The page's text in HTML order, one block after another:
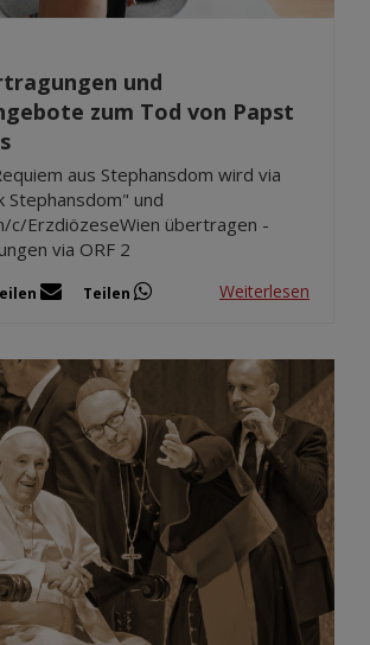
und
zum Tod von Papst
aus Stephansdom wird via
Stephansdom" und
c/ErzdiözeseWien übertragen -
via ORF 2
Teilen Weiterlesen